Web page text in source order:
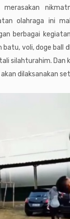
olahraga ini
berbagai
batu, voli, doge ball
silahturahim. Dan
dilaksanakan